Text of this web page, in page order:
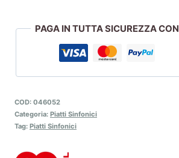
PAGA IN TUTTA SICUREZZA CON
COD: 046052
Categoria: Piatti Sinfonici
Tag: Piatti Sinfonici